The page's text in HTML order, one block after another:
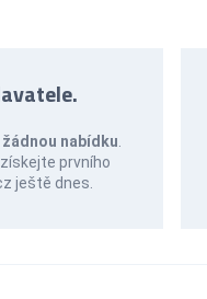
nabídku
prvního
ještě dnes.